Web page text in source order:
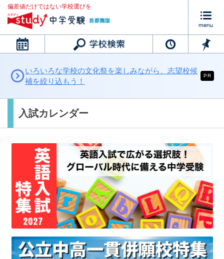
偏差値だけではない学校選びを
カレンダー
いろいろな学校の文化祭を楽しみながら、志望校候
補を絞り込もう！
PR
入試カレンダー